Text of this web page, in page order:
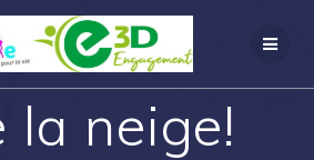
la neige!